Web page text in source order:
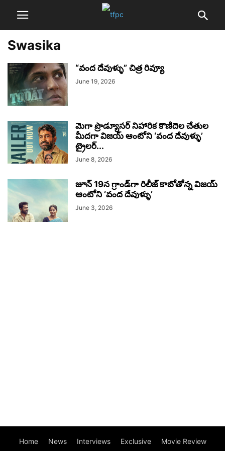
Swasika
“వంద దేవుళ్ళు” చిత్ర రివ్యూ
June 19, 2026
మెగా ప్రొడ్యూసర్ నిహారిక కొణిదెల చేతుల
మీదగా విజయ్ ఆంటోని ‘వంద దేవుళ్ళు’
ట్రైలర్‌...
June 8, 2026
జూన్ 19న గ్రాండ్‌గా రిలీజ్ కాబోతోన్న విజయ్
ఆంటోని ‘వంద దేవుళ్ళు’
June 3, 2026
Home News Interviews Exclusive Movie Review